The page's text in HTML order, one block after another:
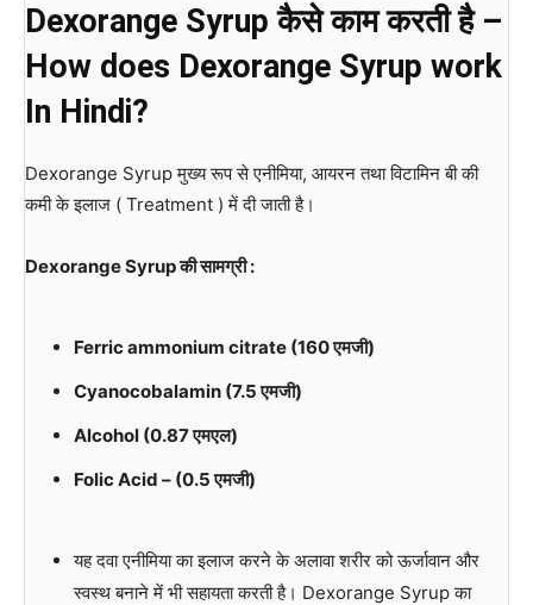
Dexorange Syrup कैसे काम करती है –
How does Dexorange Syrup work
In Hindi?
Dexorange Syrup मुख्य रूप से एनीमिया, आयरन तथा विटामिन बी की
कमी के इलाज ( Treatment ) में दी जाती है।
Dexorange Syrupकी सामग्री :
Ferric ammonium citrate (160एमजी)
Cyanocobalamin (7.5एमजी)
Alcohol (0.87एमएल)
Folic Acid – (0.5एमजी)
यह दवा एनीमिया का इलाज करने के अलावा शरीर को ऊर्जावान और
स्वस्थ बनाने में भी सहायता करती है। Dexorange Syrup का